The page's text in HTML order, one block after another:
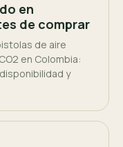
en
de comprar
de aire
en Colombia:
y